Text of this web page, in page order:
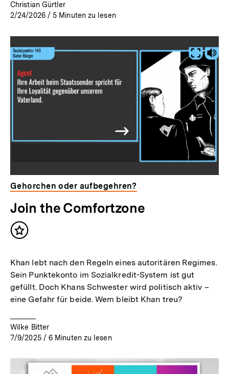
Christian Gürtler
2/24/2026 / 5 Minuten zu lesen
Gehorchen oder aufbegehren?
Join the Comfortzone
Inhalt
Khan lebt nach den Regeln eines autoritären Regimes.
Sein Punktekonto im Sozialkredit-System ist gut
gefüllt. Doch Khans Schwester wird politisch aktiv –
eine Gefahr für beide. Wem bleibt Khan treu?
Wilke Bitter
7/9/2025 / 6 Minuten zu lesen